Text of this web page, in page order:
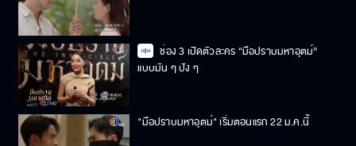
ช่อง 3 เปิดตัวละคร “มือปราบมหาอุตม์”
แบบมัน ๆ ปัง ๆ
"มือปราบมหาอุตม์" เริ่มตอนแรก 22 ม.ค.นี้